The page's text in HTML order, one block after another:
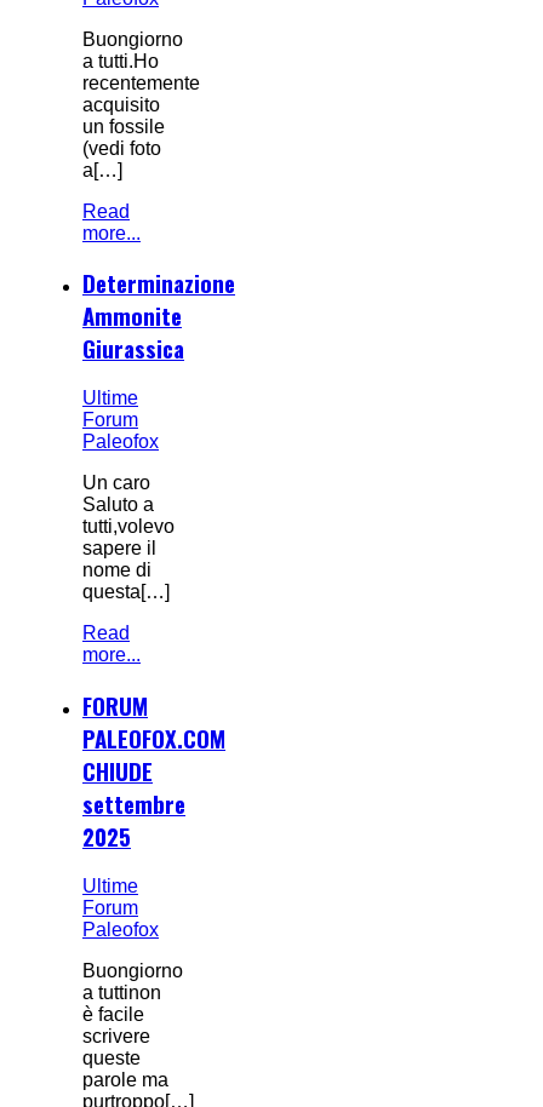
Buongiorno
a tutti.Ho
recentemente
acquisito
un fossile
(vedi foto
a[…]
Read
more...
Determinazione
Ammonite
Giurassica
Ultime
Forum
Paleofox
Un caro
Saluto a
tutti,volevo
sapere il
nome di
questa[…]
Read
more...
FORUM
PALEOFOX.COM
CHIUDE
settembre
2025
Ultime
Forum
Paleofox
Buongiorno
a tuttinon
è facile
scrivere
queste
parole ma
purtroppo[…]